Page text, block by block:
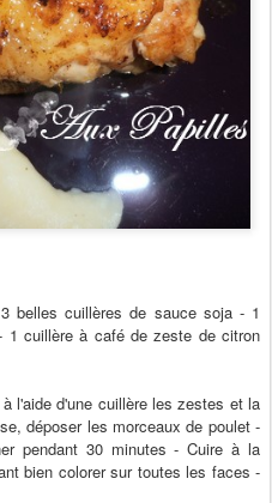
belles cuillères de sauce soja - 1
1 cuillère à café de zeste de citron
l'aide d'une cuillère les zestes et la
déposer les morceaux de poulet -
pendant 30 minutes - Cuire à la
bien colorer sur toutes les faces -